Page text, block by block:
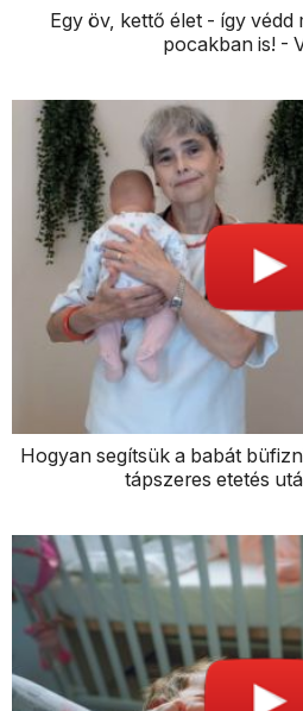
Egy öv, kettő élet - így védd
pocakban is! -
Hogyan segítsük a babát
tápszeres etetés